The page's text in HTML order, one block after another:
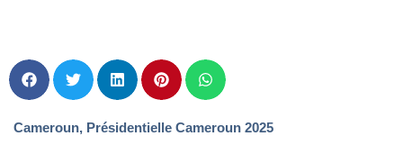
Cameroun, Présidentielle Cameroun 2025